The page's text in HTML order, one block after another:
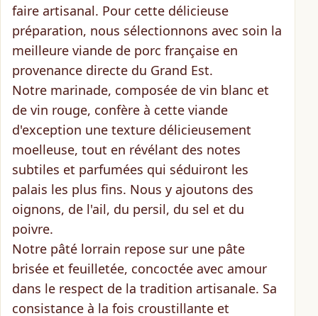
faire artisanal. Pour cette délicieuse
préparation, nous sélectionnons avec soin la
meilleure viande de porc française en
provenance directe du Grand Est.
Notre marinade, composée de vin blanc et
de vin rouge, confère à cette viande
d'exception une texture délicieusement
moelleuse, tout en révélant des notes
subtiles et parfumées qui séduiront les
palais les plus fins. Nous y ajoutons des
oignons, de l'ail, du persil, du sel et du
poivre.
Notre pâté lorrain repose sur une pâte
brisée et feuilletée, concoctée avec amour
dans le respect de la tradition artisanale. Sa
consistance à la fois croustillante et